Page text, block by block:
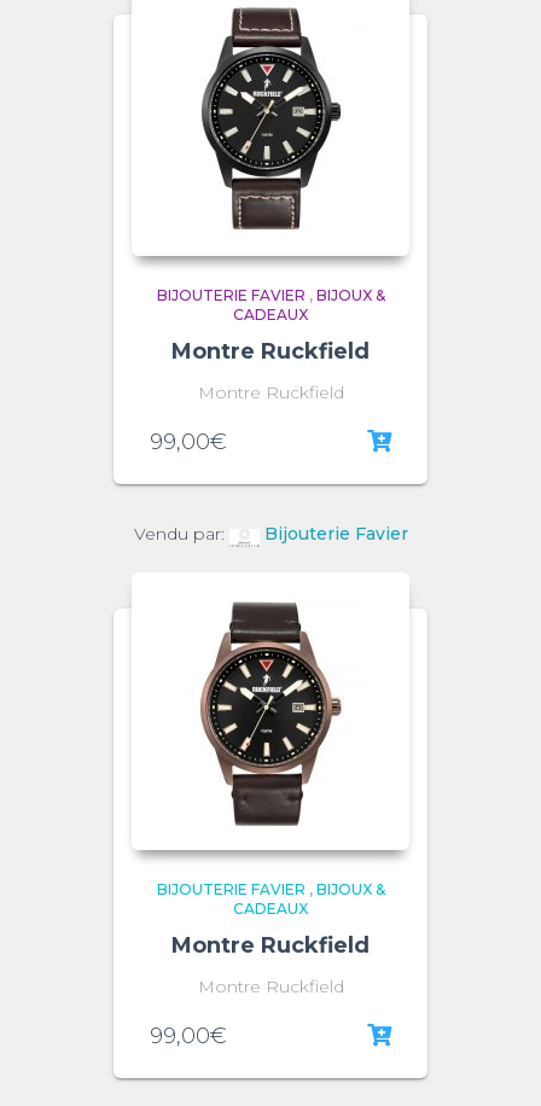
BIJOUTERIE FAVIER , BIJOUX &
CADEAUX
Montre Ruckfield
Montre Ruckfield
99,00€
Vendu par: Bijouterie Favier
BIJOUTERIE FAVIER , BIJOUX &
CADEAUX
Montre Ruckfield
Montre Ruckfield
99,00€